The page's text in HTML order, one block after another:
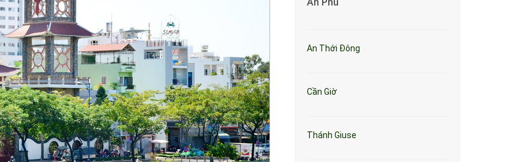
An Thới Đông
Cần Giờ
Thánh Giuse